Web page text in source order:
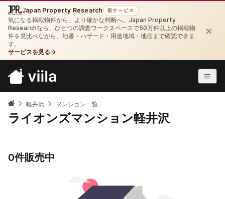
Japan Property Research 新サービス
気になる掲載物件から、より確かな判断へ。Japan Property
Researchなら、ひとつの調査ワークスペースで50万件以上の掲載物
件を見比べながら、地番・ハザード・用途地域・地価まで確認できま
す。
サービスを見る →
×
軽井沢 マンション一覧
ライオンズマンション軽井沢
0件販売中